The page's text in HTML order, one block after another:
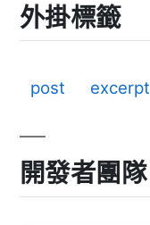
外掛標籤
post excerpt
開發者團隊